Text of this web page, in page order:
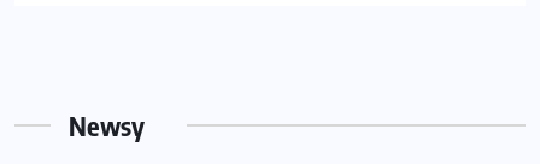
Newsy